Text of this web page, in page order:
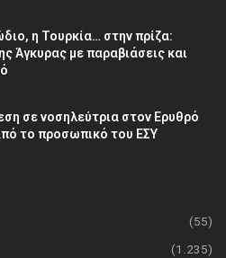
η Τουρκία… στην πρίζα:
Άγκυρας με παραβιάσεις και
σε νοσηλεύτρια στον Ερυθρό
το προσωπικό του ΕΣΥ
(55)
(1.235)